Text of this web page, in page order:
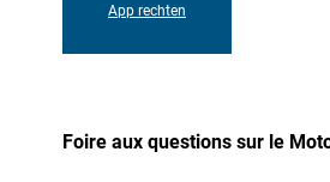
App rechten
Foire aux questions sur le